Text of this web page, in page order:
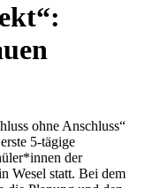
ohne Anschluss“
5-tägige
der
Wesel statt. Bei dem